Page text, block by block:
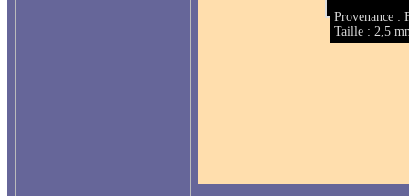
Provenance :
Taille : 2,5